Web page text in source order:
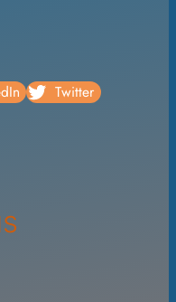
Twitter